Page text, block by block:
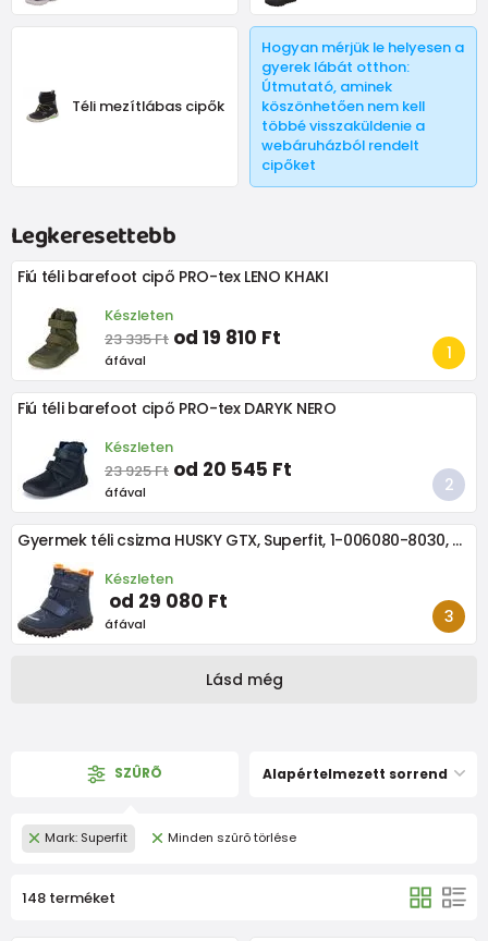
Téli mezítlábas cipők
Hogyan mérjük le helyesen a
gyerek lábát otthon:
Útmutató, aminek
köszönhetően nem kell
többé visszaküldenie a
webáruházból rendelt
cipőket
Legkeresettebb
Fiú téli barefoot cipő PRO-tex LENO KHAKI
Készleten
23 335 Ft od 19 810 Ft
áfával
Fiú téli barefoot cipő PRO-tex DARYK NERO
Készleten
23 925 Ft od 20 545 Ft
áfával
Gyermek téli csizma HUSKY GTX, Superfit, 1-006080-8030, kék-narancs
Készleten
od 29 080 Ft
áfával
Lásd még
SZÛRÕ Alapértelmezett sorrend
Mark: Superfit Minden szûrõ törlése
148 terméket